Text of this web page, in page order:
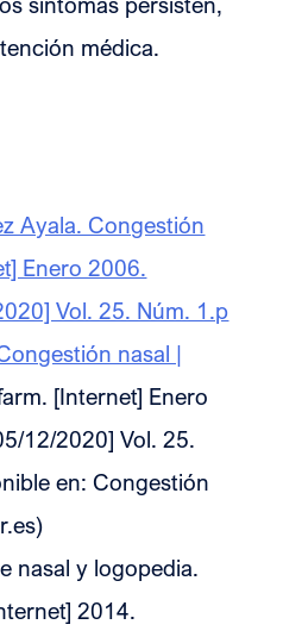
médica.
Ayala. Congestión
Enero 2006.
Vol. 25. Núm. 1.p
nasal |
[Internet] Enero
12/2020] Vol. 25.
en: Congestión
nasal y logopedia.
2014.